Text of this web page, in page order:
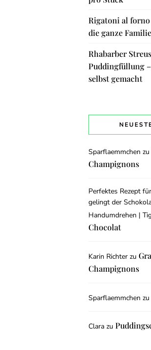
Rigatoni al forno
die ganze
Rhabarber
Puddingfüllung
selbst gemacht
Sparflaemmchen zu
Champignons
Perfektes Rezept
gelingt der
Handumdrehen |
Chocolat
Karin Richter zu
Champignons
Sparflaemmchen zu
Clara zu